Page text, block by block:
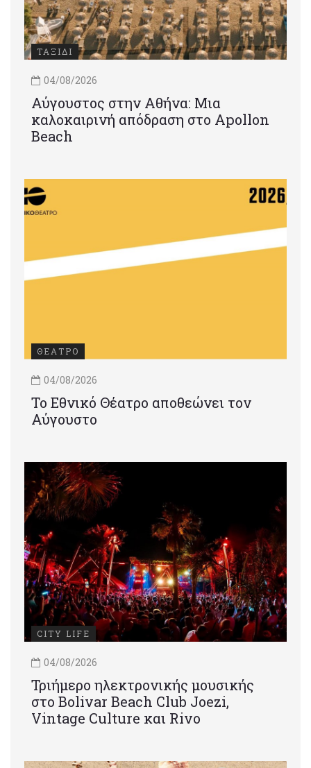
ΤΑΞΙΔΙ
04/08/2026
Αύγουστος στην Αθήνα: Μια
καλοκαιρινή απόδραση στο Apollon
Beach
ΘΕΑΤΡΟ
04/08/2026
Το Εθνικό Θέατρο αποθεώνει τον
Αύγουστο
CITY LIFE
04/08/2026
Τριήμερο ηλεκτρονικής μουσικής
στο Bolivar Beach Club Joezi,
Vintage Culture και Rivo